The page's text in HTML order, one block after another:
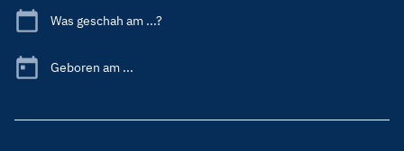
Was geschah am ...?
Geboren am ...